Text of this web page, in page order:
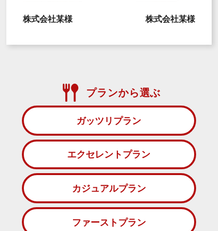
株式会社某様 株式会社某様
プランから選ぶ
ガッツリプラン
エクセレントプラン
カジュアルプラン
ファーストプラン